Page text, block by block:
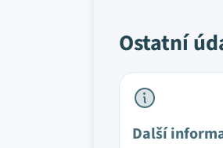
Ostatní
Další